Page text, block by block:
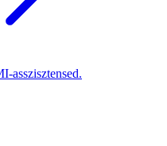
asszisztensed.